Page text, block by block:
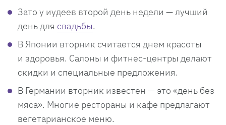
Зато у иудеев второй день недели — лучший
день для свадьбы.
В Японии вторник считается днем красоты
и здоровья. Салоны и фитнес-центры делают
скидки и специальные предложения.
В Германии вторник известен — это «день без
мяса». Многие рестораны и кафе предлагают
вегетарианское меню.